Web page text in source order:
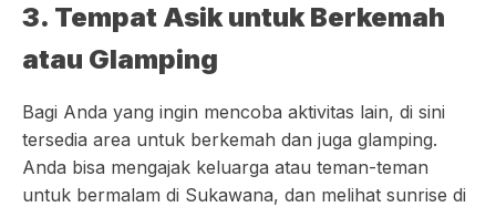
3. Tempat Asik untuk Berkemah
atau Glamping
Bagi Anda yang ingin mencoba aktivitas lain, di sini
tersedia area untuk berkemah dan juga glamping.
Anda bisa mengajak keluarga atau teman-teman
untuk bermalam di Sukawana, dan melihat sunrise di